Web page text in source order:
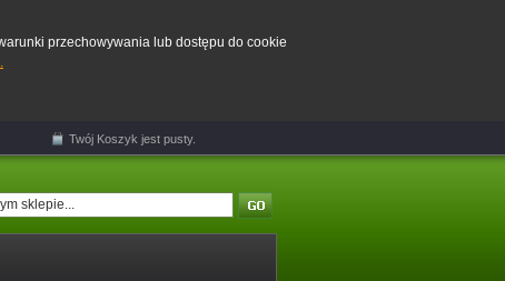
przechowywania lub dostępu do cookie
Twój Koszyk jest pusty.